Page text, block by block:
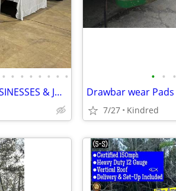
• • • • • • • •
SHIPPING CONTAINERS FOR BUSINESSES & JOB SITES (385) 446-6148
• • •
Drawbar wear Pads
7/27 Kindred